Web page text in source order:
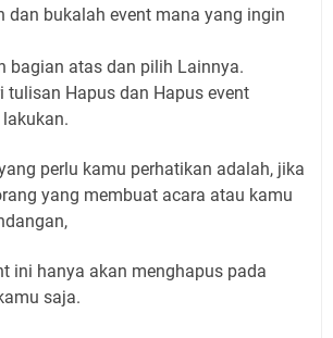
dan bukalah event mana yang ingin
bagian atas dan pilih Lainnya.
tulisan Hapus dan Hapus event
perlu kamu perhatikan adalah, jika
yang membuat acara atau kamu
ini hanya akan menghapus pada
saja.